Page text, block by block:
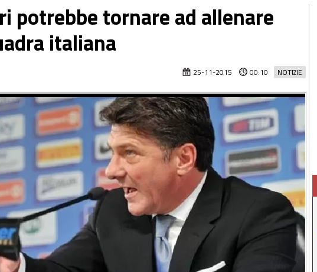
potrebbe tornare ad allenare
italiana
NOTIZIE
25-11-2015 00:10